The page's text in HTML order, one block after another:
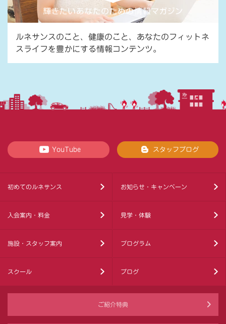
ルネサンスのこと、健康のこと、あなたのフィットネ
スライフを豊かにする情報コンテンツ。
YouTube スタッフブログ
初めてのルネサンス お知らせ・キャンペーン
入会案内・料金 見学・体験
施設・スタッフ案内 プログラム
スクール ブログ
ご紹介特典